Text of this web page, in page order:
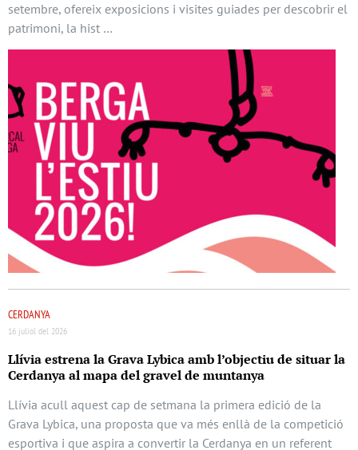
setembre, ofereix exposicions i visites guiades per descobrir el
patrimoni, la hist …
CERDANYA
16 juliol del 2026
Llívia estrena la Grava Lybica amb l’objectiu de situar la
Cerdanya al mapa del gravel de muntanya
Llívia acull aquest cap de setmana la primera edició de la
Grava Lybica, una proposta que va més enllà de la competició
esportiva i que aspira a convertir la Cerdanya en un referent